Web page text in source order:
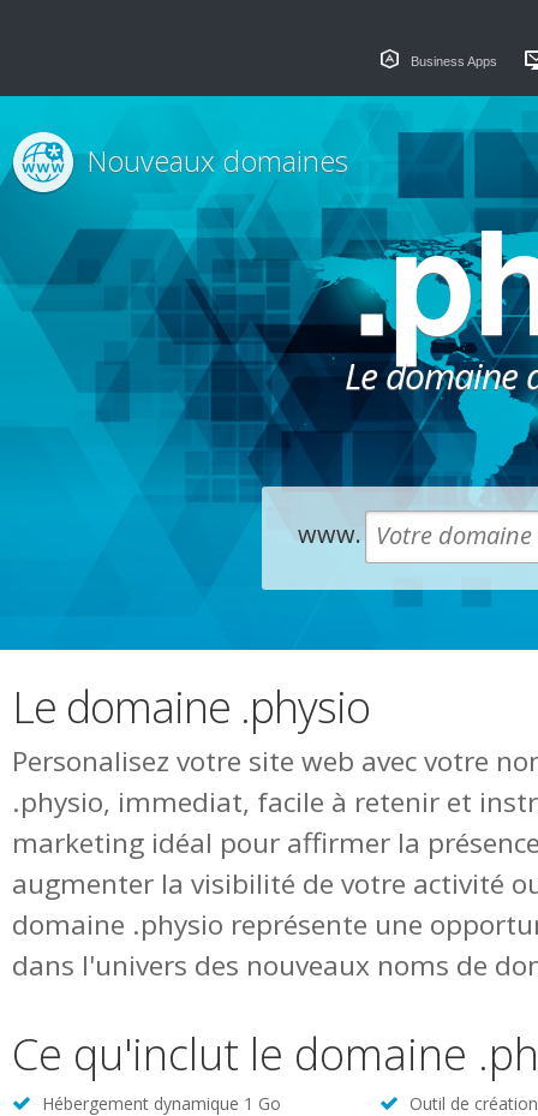
Business Apps
Le domaine
Nouveaux domaines
www.
Le domaine .physio
Personalisez votre site web avec votre
.physio, immediat, facile à retenir et
marketing idéal pour affirmer la
augmenter la visibilité de votre activité
domaine .physio représente une
dans l'univers des nouveaux noms de
Ce qu'inclut le domaine
Hébergement dynamique 1 Go
Outil de